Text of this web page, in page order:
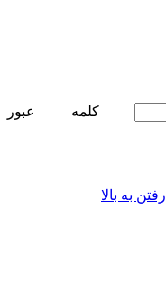
کلمه عبور
رفتن به بالا